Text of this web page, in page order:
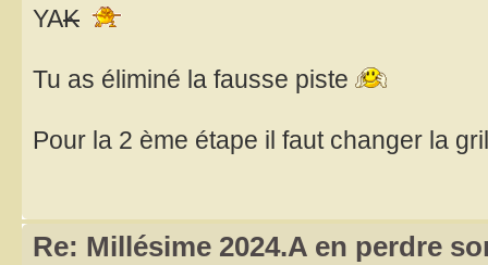
YAK
Tu as éliminé la fausse piste
Pour la 2 ème étape il faut changer la
Re: Millésime 2024.A en perdre